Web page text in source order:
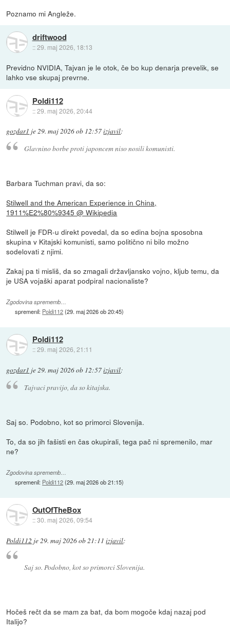
Poznamo mi Angleže.
driftwood
::29. maj 2026, 18:13
Previdno NVIDIA, Tajvan je le otok, če bo kup denarja prevelik, se
lahko vse skupaj prevrne.
Poldi112
::29. maj 2026, 20:44
gozdar1 je29. maj 2026 ob 12:57izjavil:
Glavnino borbe proti japoncem niso nosili komunisti.
Barbara Tuchman pravi, da so:
Stilwell and the American Experience in China,
1911%E2%80%9345 @ Wikipedia
Stilwell je FDR-u direkt povedal, da so edina bojna sposobna
skupina v Kitajski komunisti, samo politično ni bilo možno
sodelovati z njimi.
Zakaj pa ti misliš, da so zmagali državljansko vojno, kljub temu, da
je USA vojaški aparat podpiral nacionaliste?
Zgodovina sprememb…
spremenil: Poldi112(29. maj 2026 ob 20:45)
Poldi112
::29. maj 2026, 21:11
gozdar1 je29. maj 2026 ob 12:57izjavil:
Tajvaci pravijo, da so kitajska.
Saj so. Podobno, kot so primorci Slovenija.
To, da so jih fašisti en čas okupirali, tega pač ni spremenilo, mar
ne?
Zgodovina sprememb…
spremenil: Poldi112(29. maj 2026 ob 21:15)
OutOfTheBox
::30. maj 2026, 09:54
Poldi112 je 29. maj 2026 ob 21:11 izjavil:
Saj so. Podobno, kot so primorci Slovenija.
Hočeš rečt da se mam za bat, da bom mogoče kdaj nazaj pod
Italijo?